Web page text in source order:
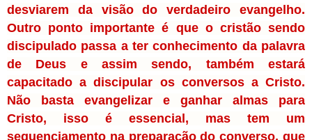
desviarem da visão do verdadeiro evangelho.
Outro ponto importante é que o cristão sendo
discipulado passa a ter conhecimento da palavra
de Deus e assim sendo, também estará
capacitado a discipular os conversos a Cristo.
Não basta evangelizar e ganhar almas para
Cristo, isso é essencial, mas tem um
sequenciamento na preparação do converso, que